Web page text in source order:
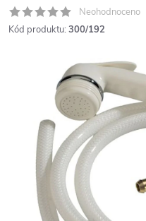
Neohodnoceno
Kód produktu: 300/192